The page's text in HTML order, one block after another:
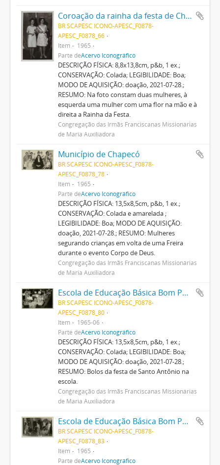
Coroação da rainha da festa de Chapecó
BR SCAPESC ICONO-APESC_F0878-
APESC_F0878_66
Item
1965
Parte deAcervo Iconográfico
DESCRIÇÃO FÍSICA: 8,8x13,8cm, p&b, 1 ex.;
CONSERVAÇÃO: Colada; LEGIBILIDADE: Boa;
MODO DE AQUISIÇÃO: doação, 2021-07-28.;
RESUMO: Na foto constam duas mulheres, à
esquerda uma mulher com uma flor na mão e à
direita a Rainha da Festa.
Congregação das Irmãs Franciscanas Missionárias
de Maria Auxiliadora
Município de Chapecó
BR SCAPESC ICONO-APESC_F0878-
APESC_F0878_78
Item
1965
Parte deAcervo Iconográfico
DESCRIÇÃO FÍSICA: 13,5x8,5cm, p&b, 1 ex.;
CONSERVAÇÃO: Colada e amarelada ;
LEGIBILIDADE: Boa; MODO DE AQUISIÇÃO:
doação, 2021-07-28.; RESUMO: Mulheres
segurando crianças em volta de uma Freira
durante o evento Corpo de Deus.
Congregação das Irmãs Franciscanas Missionárias
de Maria Auxiliadora
Escola de Educação Básica Bom Pastor
BR SCAPESC ICONO-APESC_F0878-
APESC_F0878_80
Item
1965-06
Parte deAcervo Iconográfico
DESCRIÇÃO FÍSICA: 13,5x8,5cm, p&b, 1 ex.;
CONSERVAÇÃO: Colada; LEGIBILIDADE: Boa;
MODO DE AQUISIÇÃO: doação, 2021-07-28.;
RESUMO: Bolos da festa de Santo Antônio na
escola.
Congregação das Irmãs Franciscanas Missionárias
de Maria Auxiliadora
Escola de Educação Básica Bom Pastor
BR SCAPESC ICONO-APESC_F0878-
APESC_F0878_83
Item
1965
Parte deAcervo Iconográfico